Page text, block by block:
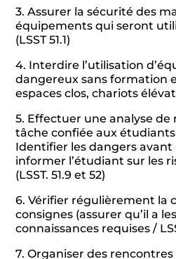
3. Assurer la sécurité des
équipements qui seront
(LSST 51.1)
4. Interdire l’utilisation
dangereux sans formation
espaces clos, chariots
5. Effectuer une analyse de
tâche confiée aux étudiants
Identifier les dangers
informer l’étudiant sur les
(LSST. 51.9 et 52)
6. Vérifier régulièrement la
consignes (assurer qu’il a
connaissances requises /
7. Organiser des